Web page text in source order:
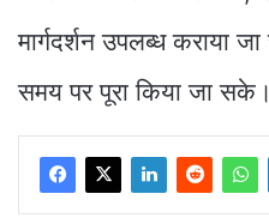
मार्गदर्शन उपलब्ध कराया जा
समय पर पूरा किया जा सके।